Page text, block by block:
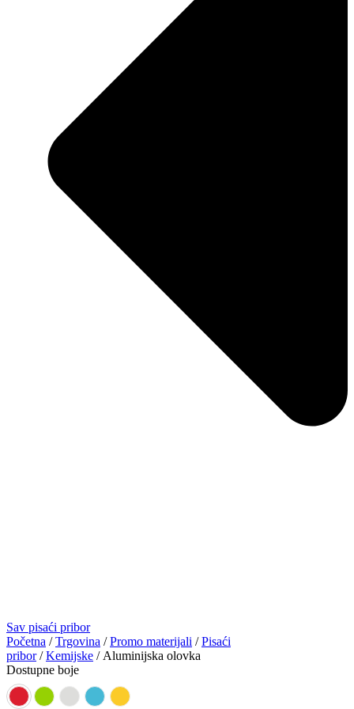
Sav pisaći pribor
Početna /Trgovina /Promo materijali /Pisaći
pribor/Kemijske / Aluminijska olovka
Dostupne boje